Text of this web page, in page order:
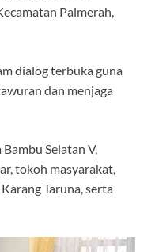
Palmerah,
dialog terbuka guna
dan menjaga
Selatan V,
tokoh masyarakat,
Taruna, serta